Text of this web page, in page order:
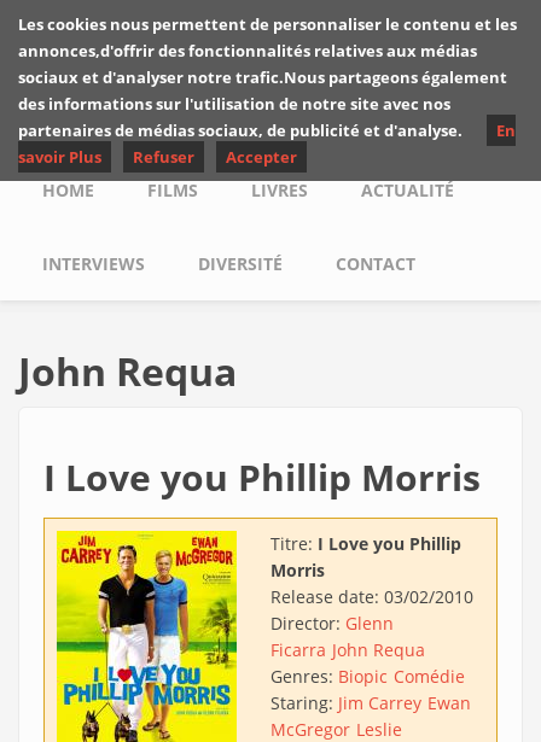
Skip to main content
Les critiques de
Yuyine
Main menu
HOME FILMS LIVRES ACTUALITÉ
INTERVIEWS DIVERSITÉ CONTACT
John Requa
I Love you Phillip Morris
Titre: I Love you Phillip
Morris
Release date: 03/02/2010
Director: Glenn
Ficarra John Requa
Genres: Biopic Comédie
Staring: Jim Carrey Ewan
McGregor Leslie
Les cookies nous permettent de personnaliser le contenu et les
annonces,d'offrir des fonctionnalités relatives aux médias
sociaux et d'analyser notre trafic.Nous partageons également
des informations sur l'utilisation de notre site avec nos
partenaires de médias sociaux, de publicité et d'analyse.
En
savoir Plus
Refuser Accepter